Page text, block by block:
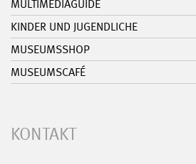
MULTIMEDIAGUIDE
KINDER UND JUGENDLICHE
MUSEUMSSHOP
MUSEUMSCAFÉ
KONTAKT